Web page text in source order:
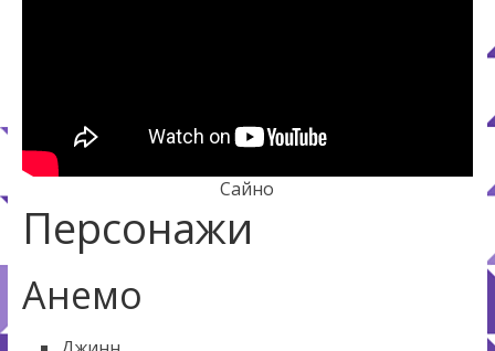
Сайно
Персонажи
Анемо